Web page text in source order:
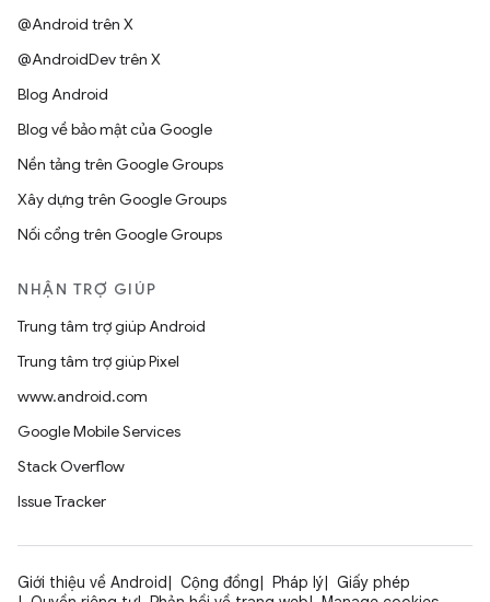
@Android trên X
@AndroidDev trên X
Blog Android
Blog về bảo mật của Google
Nền tảng trên Google Groups
Xây dựng trên Google Groups
Nối cổng trên Google Groups
NHẬN TRỢ GIÚP
Trung tâm trợ giúp Android
Trung tâm trợ giúp Pixel
www.android.com
Google Mobile Services
Stack Overflow
Issue Tracker
Giới thiệu về Android Cộng đồng Pháp lý
Giấy phép